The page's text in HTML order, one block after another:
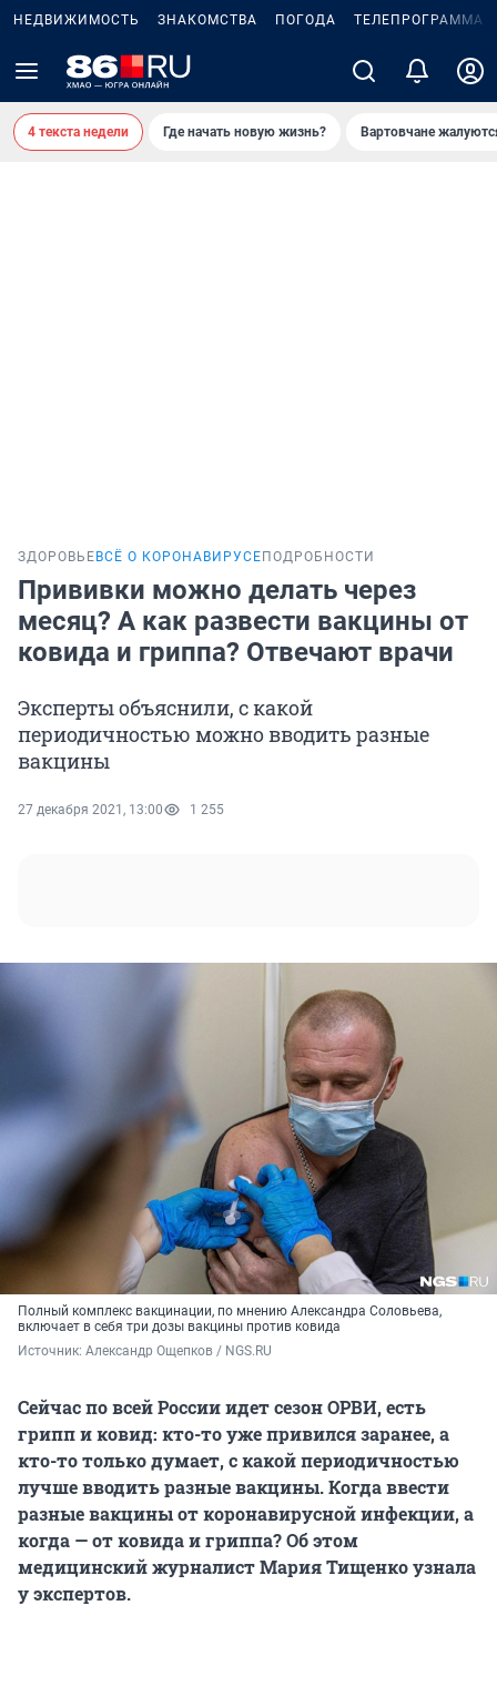
НЕДВИЖИМОСТЬ ЗНАКОМСТВА ПОГОДА ТЕЛЕПРОГРАММА
4 текста недели Где начать новую жизнь? Вартовчане
ЗДОРОВЬЕ ВСЁ О КОРОНАВИРУСЕ ПОДРОБНОСТИ
Прививки можно делать через
месяц? А как развести вакцины от
ковида и гриппа? Отвечают врачи
Эксперты объяснили, с какой
периодичностью можно вводить разные
вакцины
27 декабря 2021, 13:00 1 255
Полный комплекс вакцинации, по мнению Александра Соловьева,
включает в себя три дозы вакцины против ковида
Источник: Александр Ощепков / NGS.RU
Сейчас по всей России идет сезон ОРВИ, есть
грипп и ковид: кто-то уже привился заранее, а
кто-то только думает, с какой периодичностью
лучше вводить разные вакцины. Когда ввести
разные вакцины от коронавирусной инфекции, а
когда — от ковида и гриппа? Об этом
медицинский журналист Мария Тищенко узнала
у экспертов.